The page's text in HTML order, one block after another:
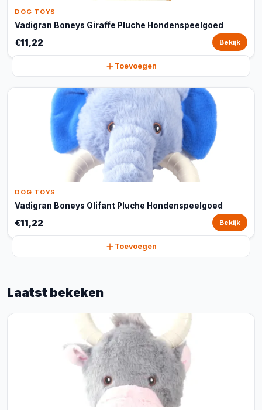
DOG TOYS
Vadigran Boneys Giraffe Pluche Hondenspeelgoed
€11,22 Bekijk
Toevoegen
DOG TOYS
Vadigran Boneys Olifant Pluche Hondenspeelgoed
€11,22 Bekijk
Toevoegen
Laatst bekeken